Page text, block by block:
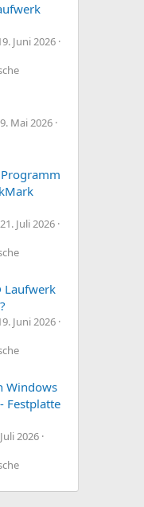
Juni 2026
Mai 2026
21. Juli 2026
Laufwerk
Juni 2026
Windows
Festplatte
2026